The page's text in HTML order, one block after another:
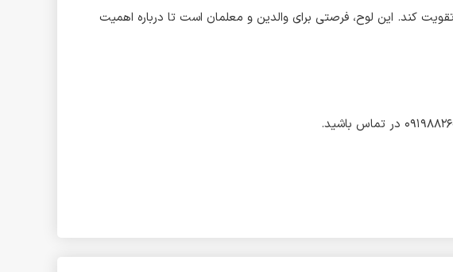
کند. این لوح، فرصتی برای والدین و معلمان است تا درباره اهمیت